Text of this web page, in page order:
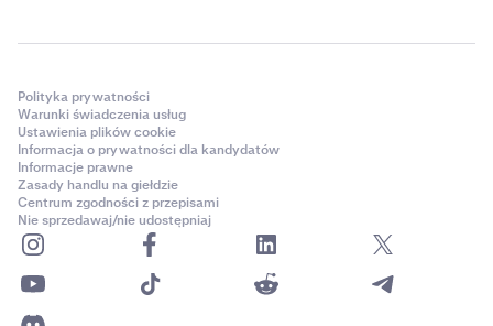
Polityka prywatności
Warunki świadczenia usług
Ustawienia plików cookie
Informacja o prywatności dla kandydatów
Informacje prawne
Zasady handlu na giełdzie
Centrum zgodności z przepisami
Nie sprzedawaj/nie udostępniaj